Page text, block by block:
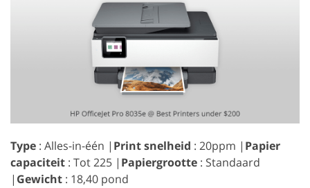
Type : Alles-in-één | Print snelheid : 20ppm | Papier
capaciteit : Tot 225 | Papiergrootte : Standaard
| Gewicht : 18,40 pond